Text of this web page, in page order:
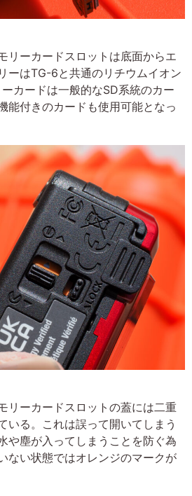
リーカードスロットは底面からエ
ーはTG-6と共通のリチウムイオン
カードは一般的なSD系統のカー
能付きのカードも使用可能となっ
リーカードスロットの蓋には二重
いる。これは誤って開いてしまう
や塵が入ってしまうことを防ぐ為
ない状態ではオレンジのマークが